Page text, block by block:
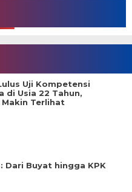
Uji Kompetensi
di Usia 22 Tahun,
Makin Terlihat
Dari Buyat hingga KPK